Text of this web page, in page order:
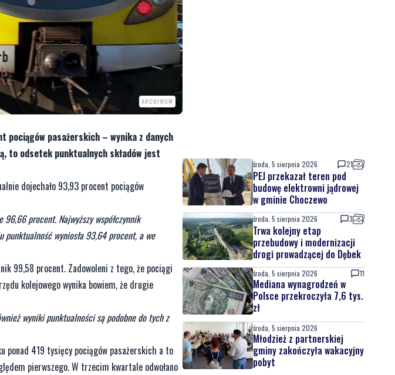
ARCHIWUM
pasażerskich – wynika z danych
to odsetek punktualnych składów jest
dojechało 93,93 procent pociągów
procent. Najwyższy współczynnik
wyniosła 93,64 procent, a we
99,58 procent. Zadowoleni z tego, że pociągi
kolejowego wynika bowiem, że drugie
wyniki punktualności są podobne do tych z
419 tysięcy pociągów pasażerskich a to
pierwszego. W trzecim kwartale odwołano
środa, 5 sierpnia 2026 21
PEJ przekazał teren pod
budowę elektrowni jądrowej
w gminie Choczewo
środa, 5 sierpnia 2026 3
Trwa kolejny etap
przebudowy i modernizacji
drogi prowadzącej do Dębek
środa, 5 sierpnia 2026 11
Mediana wynagrodzeń w
Polsce przekroczyła 7,6 tys.
zł
środa, 5 sierpnia 2026
Młodzież z partnerskiej
gminy zakończyła wakacyjny
pobyt